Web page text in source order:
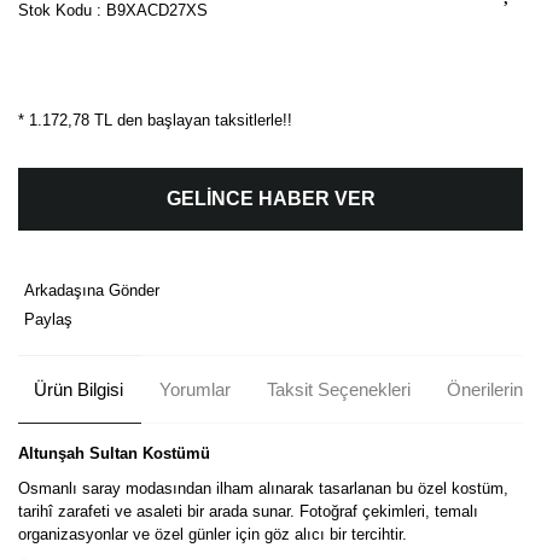
Stok Kodu : B9XACD27XS
* 1.172,78 TL den başlayan taksitlerle!!
GELİNCE HABER VER
Arkadaşına Gönder
Paylaş
Ürün Bilgisi Yorumlar Taksit Seçenekleri Önerileriniz
Altunşah Sultan Kostümü
Osmanlı saray modasından ilham alınarak tasarlanan bu özel kostüm,
tarihî zarafeti ve asaleti bir arada sunar. Fotoğraf çekimleri, temalı
organizasyonlar ve özel günler için göz alıcı bir tercihtir.